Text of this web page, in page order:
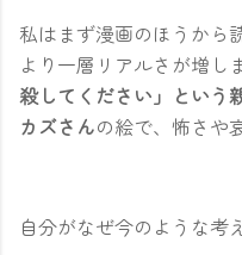
私はまず漫画のほうから
より一層リアルさが増し
殺してください」という
カズさんの絵で、怖さや
自分がなぜ今のような考